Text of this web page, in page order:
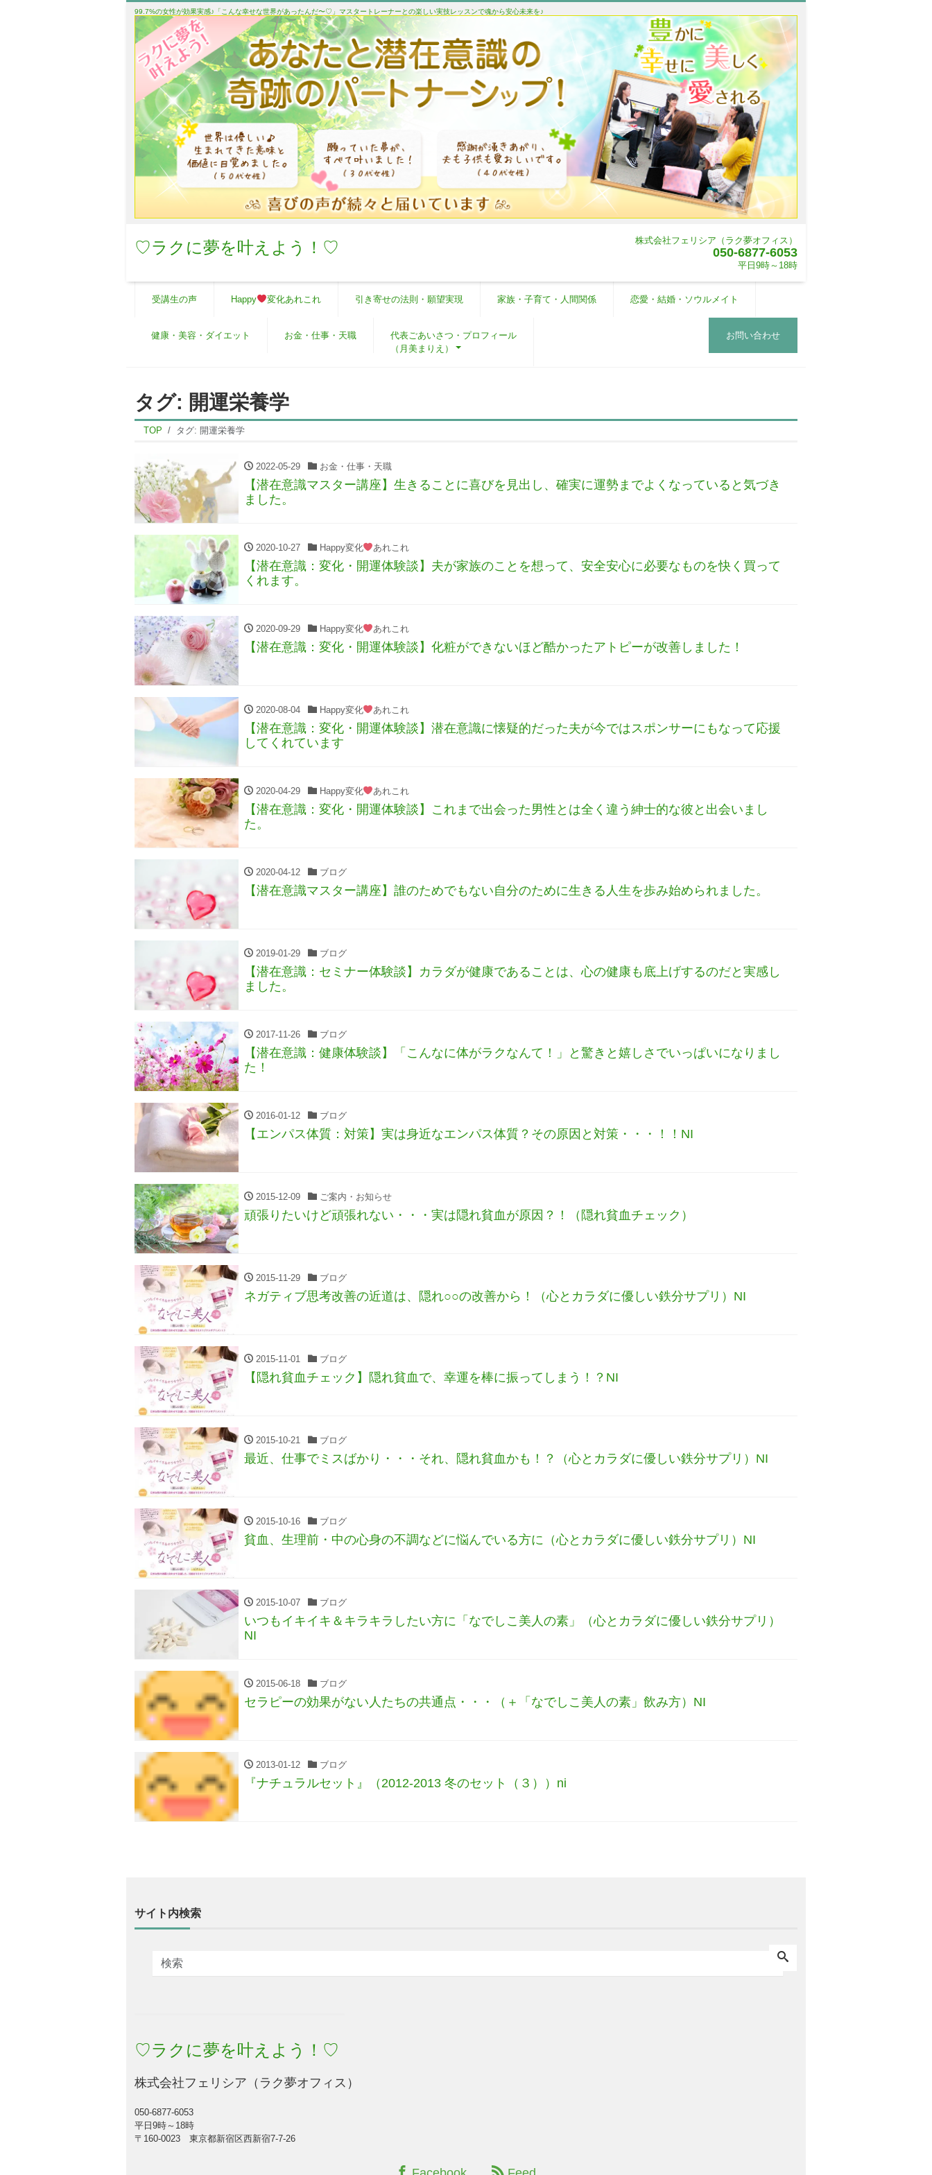
99.7%の女性が効果実感♪「こんな幸せな世界があったんだ〜♡」マスタートレーナーとの楽しい実技レッスンで魂から安心未来を♪
♡ラクに夢を叶えよう！♡ 株式会社フェリシア（ラク夢オフィス）
050-6877-6053
平日9時～18時
受講生の声 Happy 変化あれこれ 引き寄せの法則・願望実現 家族・子育て・人間関係 恋愛・結婚・ソウルメイト
健康・美容・ダイエット お金・仕事・天職
代表ごあいさつ・プロフィール
（月美まりえ）
お問い合わせ
タグ: 開運栄養学
TOP タグ: 開運栄養学
2022-05-29 お金・仕事・天職
【潜在意識マスター講座】生きることに喜びを見出し、確実に運勢までよくなっていると気づき
ました。
2020-10-27 Happy変化 あれこれ
【潜在意識：変化・開運体験談】夫が家族のことを想って、安全安心に必要なものを快く買って
くれます。
2020-09-29 Happy変化 あれこれ
【潜在意識：変化・開運体験談】化粧ができないほど酷かったアトピーが改善しました！
2020-08-04 Happy変化 あれこれ
【潜在意識：変化・開運体験談】潜在意識に懐疑的だった夫が今ではスポンサーにもなって応援
してくれています
2020-04-29 Happy変化 あれこれ
【潜在意識：変化・開運体験談】これまで出会った男性とは全く違う紳士的な彼と出会いまし
た。
2020-04-12 ブログ
【潜在意識マスター講座】誰のためでもない自分のために生きる人生を歩み始められました。
2019-01-29 ブログ
【潜在意識：セミナー体験談】カラダが健康であることは、心の健康も底上げするのだと実感し
ました。
2017-11-26 ブログ
【潜在意識：健康体験談】「こんなに体がラクなんて！」と驚きと嬉しさでいっぱいになりまし
た！
2016-01-12 ブログ
【エンパス体質：対策】実は身近なエンパス体質？その原因と対策・・・！！NI
2015-12-09 ご案内・お知らせ
頑張りたいけど頑張れない・・・実は隠れ貧血が原因？！（隠れ貧血チェック）
2015-11-29 ブログ
ネガティブ思考改善の近道は、隠れ○○の改善から！（心とカラダに優しい鉄分サプリ）NI
2015-11-01 ブログ
【隠れ貧血チェック】隠れ貧血で、幸運を棒に振ってしまう！？NI
2015-10-21 ブログ
最近、仕事でミスばかり・・・それ、隠れ貧血かも！？（心とカラダに優しい鉄分サプリ）NI
2015-10-16 ブログ
貧血、生理前・中の心身の不調などに悩んでいる方に（心とカラダに優しい鉄分サプリ）NI
2015-10-07 ブログ
いつもイキイキ＆キラキラしたい方に「なでしこ美人の素」（心とカラダに優しい鉄分サプリ）
NI
2015-06-18 ブログ
セラピーの効果がない人たちの共通点・・・（＋「なでしこ美人の素」飲み方）NI
2013-01-12 ブログ
『ナチュラルセット』（2012-2013 冬のセット（３））ni
サイト内検索
♡ラクに夢を叶えよう！♡
株式会社フェリシア（ラク夢オフィス）
050-6877-6053
平日9時～18時
〒160-0023 東京都新宿区西新宿7-7-26